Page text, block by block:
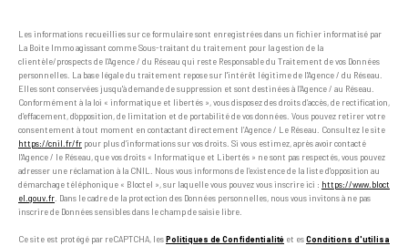
Les informations recueillies sur ce formulaire sont enregistrées dans un fichier informatisé par
La Boite Immo agissant comme Sous-traitant du traitement pour la gestion de la
clientèle/prospects de l'Agence / du Réseau qui reste Responsable du Traitement de vos Données
personnelles. La base légale du traitement repose sur l'intérêt légitime de l'Agence / du Réseau.
Elles sont conservées jusqu'à demande de suppression et sont destinées à l'Agence / au Réseau.
Conformément à la loi « informatique et libertés », vous disposez des droits d’accès, de rectification,
d’effacement, d’opposition, de limitation et de portabilité de vos données. Vous pouvez retirer votre
consentement à tout moment en contactant directement l’Agence / Le Réseau. Consultez le site
https://cnil.fr/fr pour plus d’informations sur vos droits. Si vous estimez, après avoir contacté
l'Agence / le Réseau, que vos droits « Informatique et Libertés » ne sont pas respectés, vous pouvez
adresser une réclamation à la CNIL. Nous vous informons de l’existence de la liste d'opposition au
démarchage téléphonique « Bloctel », sur laquelle vous pouvez vous inscrire ici : https://www.bloct
el.gouv.fr. Dans le cadre de la protection des Données personnelles, nous vous invitons à ne pas
inscrire de Données sensibles dans le champ de saisie libre.
Ce site est protégé par reCAPTCHA, les Politiques de Confidentialité et esConditions d'utilisa